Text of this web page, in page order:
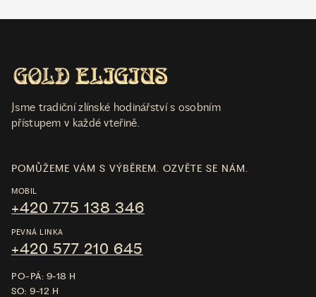
Jsme tradiční zlínské hodinářství s osobním
přístupem v každé vteřině.
POMŮŽEME VÁM S VÝBĚREM. OZVĚTE SE NÁM.
MOBIL
+420 775 138 346
PEVNÁ LINKA
+420 577 210 645
PO-PÁ: 9-18 H
SO: 9-12 H